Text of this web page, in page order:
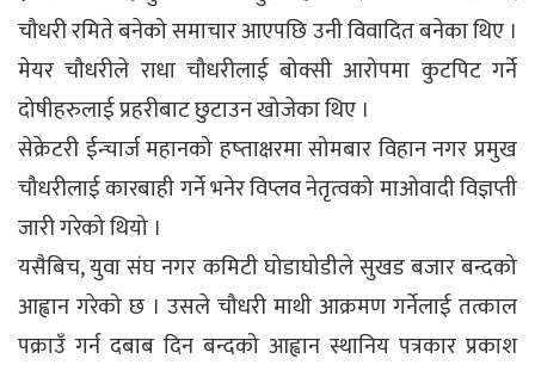
चौधरी रमिते बनेको समाचार आएपछि उनी विवादित बनेका थिए ।
मेयर चौधरीले राधा चौधरीलाई बोक्सी आरोपमा कुटपिट गर्ने
दोषीहरुलाई प्रहरीबाट छुटाउन खोजेका थिए ।
सेक्रेटरी ईन्चार्ज महानको हष्ताक्षरमा सोमबार विहान नगर प्रमुख
चौधरीलाई कारबाही गर्ने भनेर विप्लव नेतृत्वको माओवादी विज्ञप्ती
जारी गरेको थियो ।
यसैबिच, युवा संघ नगर कमिटी घोडाघोडीले सुखड बजार बन्दको
आह्वान गरेको छ । उसले चौधरी माथी आक्रमण गर्नेलाई तत्काल
पक्राउँ गर्न दबाब दिन बन्दको आह्वान स्थानिय पत्रकार प्रकाश